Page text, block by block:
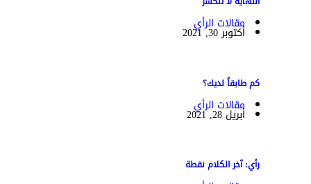
مقالات الرأي
أكتوبر 30, 2021
كم طابقاً لديك؟
مقالات الرأي
أبريل 28, 2021
رأي: آخر الكلام نقطة